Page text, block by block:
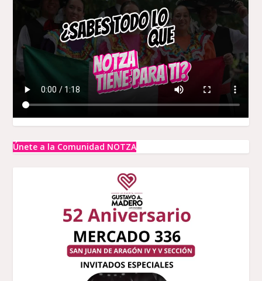
Únete a la Comunidad NOTZA